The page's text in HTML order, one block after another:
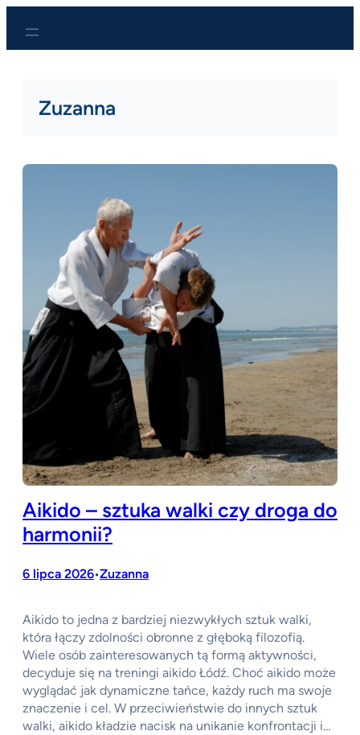
treści
Zuzanna
Aikido – sztuka walki czy droga do
harmonii?
6 lipca 2026•Zuzanna
Aikido to jedna z bardziej niezwykłych sztuk walki,
która łączy zdolności obronne z głęboką filozofią.
Wiele osób zainteresowanych tą formą aktywności,
decyduje się na treningi aikido Łódź. Choć aikido może
wyglądać jak dynamiczne tańce, każdy ruch ma swoje
znaczenie i cel. W przeciwieństwie do innych sztuk
walki, aikido kładzie nacisk na unikanie konfrontacji i…